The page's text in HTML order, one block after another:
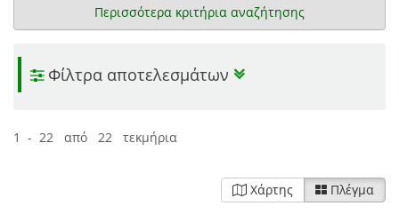
Περισσότερα κριτήρια αναζήτησης
Φίλτρα αποτελεσμάτων
1 - 22 από 22 τεκμήρια
Χάρτης Πλέγμα